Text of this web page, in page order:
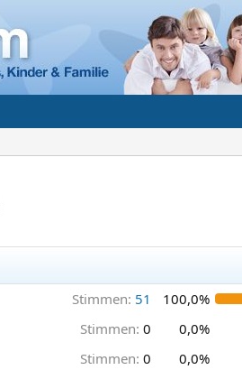
Stimmen: 51
100,0%
Stimmen: 0
0,0%
Stimmen: 0
0,0%